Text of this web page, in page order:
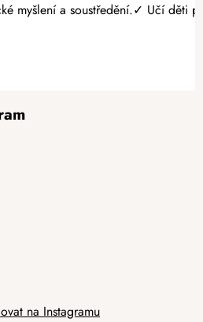
myšlení a soustředění.✓ Učí děti
na Instagramu